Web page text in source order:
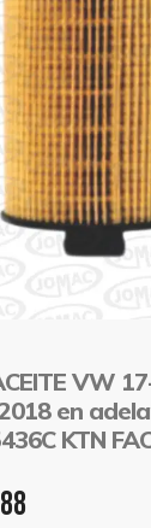
VW
en
KTN